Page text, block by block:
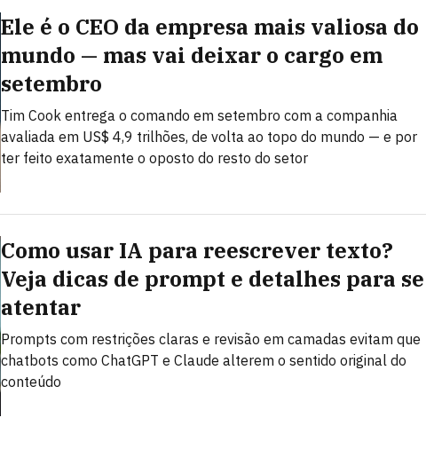
Ele é o CEO da empresa mais valiosa do
mundo — mas vai deixar o cargo em
setembro
Tim Cook entrega o comando em setembro com a companhia
avaliada em US$ 4,9 trilhões, de volta ao topo do mundo — e por
ter feito exatamente o oposto do resto do setor
Como usar IA para reescrever texto?
Veja dicas de prompt e detalhes para se
atentar
Prompts com restrições claras e revisão em camadas evitam que
chatbots como ChatGPT e Claude alterem o sentido original do
conteúdo